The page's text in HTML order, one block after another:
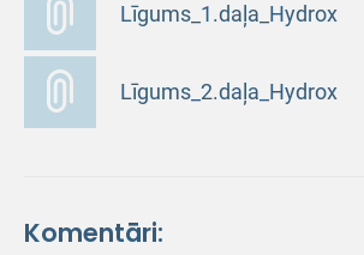
Līgums_1.daļa_Hydrox
Līgums_2.daļa_Hydrox
Komentāri: